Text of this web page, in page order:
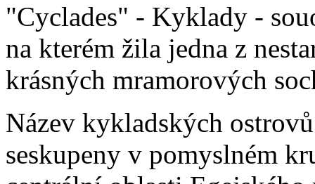
"Cyclades" - Kyklady -
na kterém žila jedna z
krásných mramorových
Název kykladských
seskupeny v pomyslném